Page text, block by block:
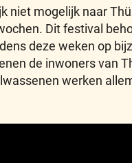
niet mogelijk naar
Dit festival
deze weken op
de inwoners van
werken